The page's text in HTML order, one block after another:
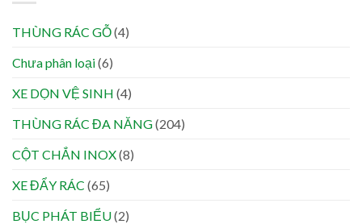
THÙNG RÁC GỖ(4)
Chưa phân loại(6)
XE DỌN VỆ SINH (4)
THÙNG RÁC ĐA NĂNG(204)
CỘT CHẮN INOX(8)
XE ĐẨY RÁC (65)
BỤC PHÁT BIỂU(2)